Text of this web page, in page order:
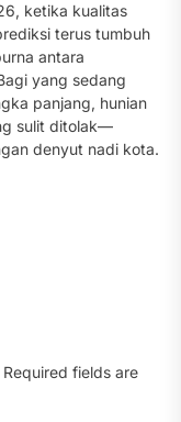
ketika kualitas
terus tumbuh
antara
yang sedang
panjang, hunian
sulit ditolak—
denyut nadi kota.
Required fields are